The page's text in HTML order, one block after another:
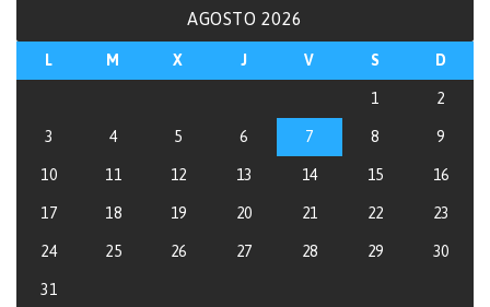
AGOSTO 2026
L M X J V S D
1 2
3 4 5 6 7 8 9
10 11 12 13 14 15 16
17 18 19 20 21 22 23
24 25 26 27 28 29 30
31